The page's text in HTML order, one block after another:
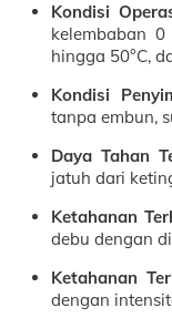
Kondisi
kelembaban
hingga 50°C,
Kondisi
tanpa embun,
Daya Tahan
jatuh dari
Ketahanan
debu dengan
Ketahanan
dengan